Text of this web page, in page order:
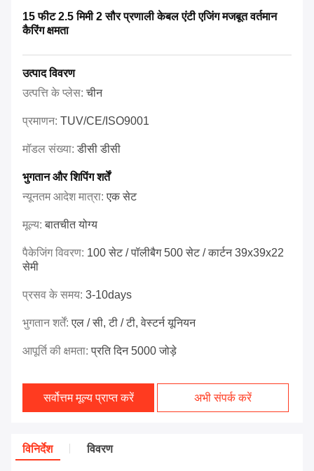
15 फीट 2.5 मिमी 2 सौर प्रणाली केबल एंटी एजिंग मजबूत वर्तमान
कैरिंग क्षमता
उत्पाद विवरण
उत्पत्ति के प्लेस:चीन
प्रमाणन: TUV/CE/ISO9001
मॉडल संख्या:डीसी डीसी
भुगतान और शिपिंग शर्तें
न्यूनतम आदेश मात्रा:एक सेट
मूल्य:बातचीत योग्य
पैकेजिंग विवरण: 100 सेट / पॉलीबैग 500 सेट / कार्टन 39x39x22
सेमी
प्रसव के समय: 3-10days
भुगतान शर्तें:एल / सी, टी / टी, वेस्टर्न यूनियन
आपूर्ति की क्षमता:प्रति दिन 5000 जोड़े
सर्वोत्तम मूल्य प्राप्त करें अभी संपर्क करें
विनिर्देश विवरण